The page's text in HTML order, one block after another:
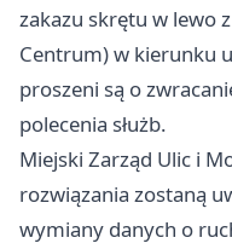
zakazu skrętu w lewo
Centrum) w kierunku
proszeni są o
polecenia służb.
Miejski Zarząd Ulic i
rozwiązania zostaną
wymiany danych o